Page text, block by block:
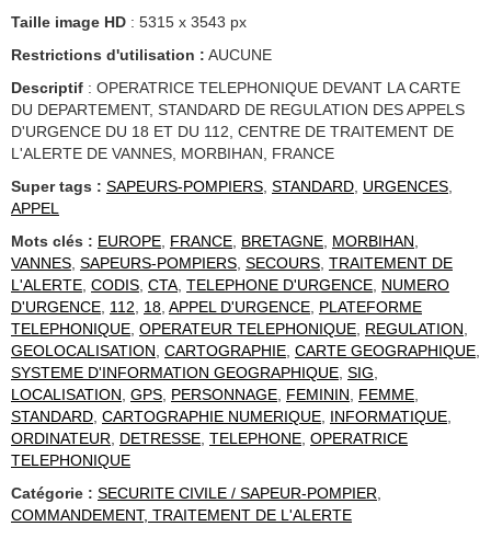
Taille image HD : 5315 x 3543 px
Restrictions d'utilisation : AUCUNE
Descriptif : OPERATRICE TELEPHONIQUE DEVANT LA CARTE
DU DEPARTEMENT, STANDARD DE REGULATION DES APPELS
D'URGENCE DU 18 ET DU 112, CENTRE DE TRAITEMENT DE
L'ALERTE DE VANNES, MORBIHAN, FRANCE
Super tags : SAPEURS-POMPIERS, STANDARD, URGENCES,
APPEL
Mots clés : EUROPE, FRANCE, BRETAGNE, MORBIHAN,
VANNES, SAPEURS-POMPIERS, SECOURS, TRAITEMENT DE
L'ALERTE, CODIS, CTA, TELEPHONE D'URGENCE, NUMERO
D'URGENCE, 112, 18, APPEL D'URGENCE, PLATEFORME
TELEPHONIQUE, OPERATEUR TELEPHONIQUE, REGULATION,
GEOLOCALISATION, CARTOGRAPHIE, CARTE GEOGRAPHIQUE,
SYSTEME D'INFORMATION GEOGRAPHIQUE, SIG,
LOCALISATION, GPS, PERSONNAGE, FEMININ, FEMME,
STANDARD, CARTOGRAPHIE NUMERIQUE, INFORMATIQUE,
ORDINATEUR, DETRESSE, TELEPHONE, OPERATRICE
TELEPHONIQUE
Catégorie : SECURITE CIVILE / SAPEUR-POMPIER,
COMMANDEMENT, TRAITEMENT DE L'ALERTE